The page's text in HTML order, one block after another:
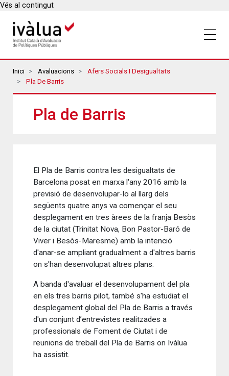
Vés al contingut
Breadcrumbs
Inici Avaluacions
Afers Socials I Desigualtats
Pla De Barris
Pla de Barris
El Pla de Barris contra les desigualtats de
Barcelona posat en marxa l'any 2016 amb la
previsió de desenvolupar-lo al llarg dels
següents quatre anys va començar el seu
desplegament en tres àrees de la franja Besòs
de la ciutat (Trinitat Nova, Bon Pastor-Baró de
Viver i Besòs-Maresme) amb la intenció
d'anar-se ampliant gradualment a d'altres barris
on s'han desenvolupat altres plans.
A banda d'avaluar el desenvolupament del pla
en els tres barris pilot, també s'ha estudiat el
desplegament global del Pla de Barris a través
d'un conjunt d’entrevistes realitzades a
professionals de Foment de Ciutat i de
reunions de treball del Pla de Barris on Ivàlua
ha assistit.